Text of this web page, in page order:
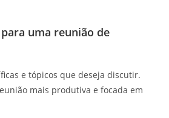
uma reunião de
e tópicos que deseja discutir.
mais produtiva e focada em